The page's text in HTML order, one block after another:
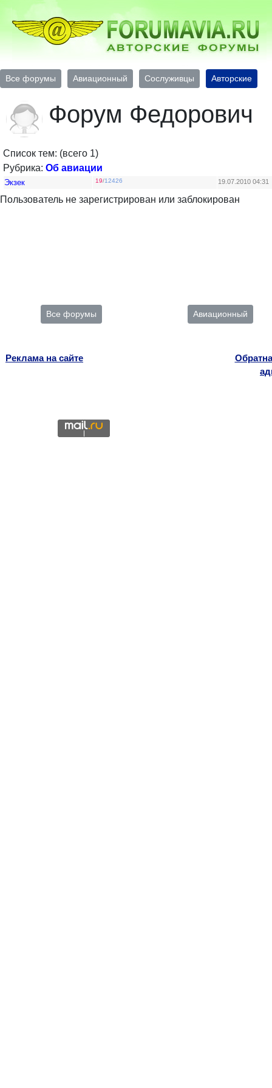
Все форумы Авиационный Сослуживцы Авторские
Форум Федорович
Список тем: (всего 1)
Рубрика: Об авиации
Экзек 19/12426 19.07.2010 04:31
Пользователь не зарегистрирован или заблокирован
Все форумы Авиационный
Реклама на сайте